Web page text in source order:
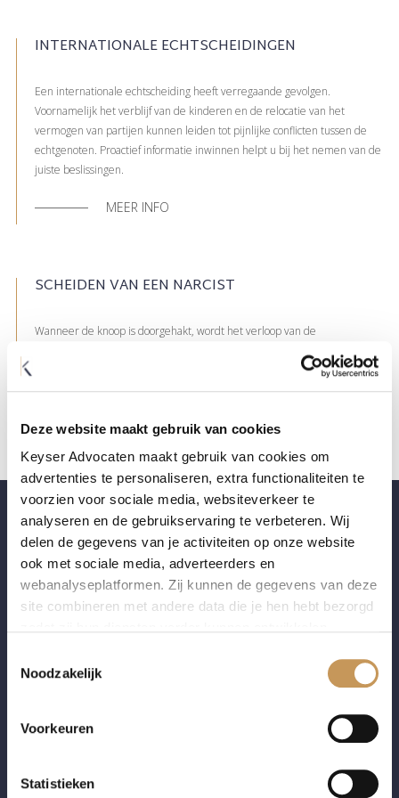
Deze website maakt gebruik van cookies
Keyser Advocaten maakt gebruik van cookies om
advertenties te personaliseren, extra functionaliteiten te
voorzien voor sociale media, websiteverkeer te
analyseren en de gebruikservaring te verbeteren. Wij
delen de gegevens van je activiteiten op onze website
ook met sociale media, adverteerders en
webanalyseplatformen. Zij kunnen de gegevens van deze
site combineren met andere data die je hen hebt bezorgd
Indien je dat toestaat, kunnen wij of onze partners onder
Informatie verzamelen over je geografische locatie
Bepaalde voorkeuren en profielen identificeren om
Noodzakelijk
Voorkeuren
Statistieken
INTERNATIONALE ECHTSCHEIDINGEN
Een internationale echtscheiding heeft verregaande gevolgen.
Voornamelijk het verblijf van de kinderen en de relocatie van het
vermogen van partijen kunnen leiden tot pijnlijke conflicten tussen de
echtgenoten. Proactief informatie inwinnen helpt u bij het nemen van de
juiste beslissingen.
MEER INFO
SCHEIDEN VAN EEN NARCIST
Wanneer de knoop is doorgehakt, wordt het verloop van de
houding van de echtgenoten, wensen zij overeen te komen of dient één
van de echtgenoten zijn recht te halen in samenspraak met de
Wanneer partners overwegen om een punt te zetten achter hun